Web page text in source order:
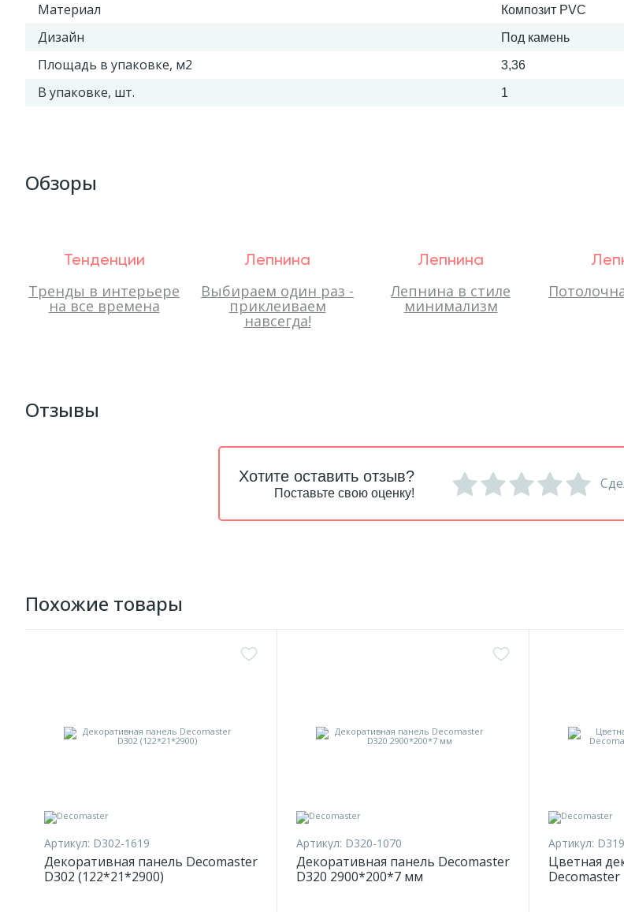
Материал Композит PVC
Дизайн Под камень
Площадь в упаковке, м2 3,36
В упаковке, шт. 1
Обзоры
Тенденции
Тренды в интерьере
на все времена
Лепнина
Выбираем один раз -
приклеиваем
навсегда!
Лепнина
Лепнина в стиле
минимализм
Отзывы
Хотите оставить отзыв?
Поставьте свою оценку!
Похожие товары
Артикул: D302-1619
Декоративная панель Decomaster
D302 (122*21*2900)
Артикул: D320-1070
Декоративная панель Decomaster
D320 2900*200*7 мм
Артикул:
Цветная